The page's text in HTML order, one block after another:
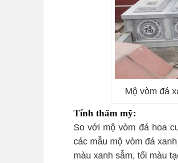
Mộ vòm đá
Tính thẩm mỹ:
So với mộ vòm đá hoa
các mẫu mộ vòm đá
màu xanh sẫm, tối màu